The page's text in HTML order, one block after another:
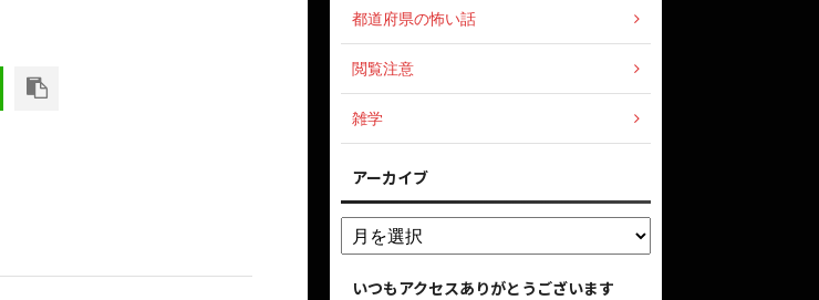
都道府県の怖い話
閲覧注意
雑学
アーカイブ
いつもアクセスありがとうございます